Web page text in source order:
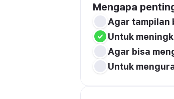
Mengapa
Agar tampilan
Untuk
Agar bisa
Untuk